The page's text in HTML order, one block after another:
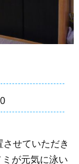
せていただき
が元気に泳い